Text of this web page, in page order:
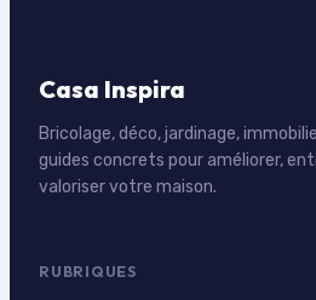
Casa Inspira
Bricolage, déco, jardinage,
guides concrets pour améliorer,
valoriser votre maison.
RUBRIQUES